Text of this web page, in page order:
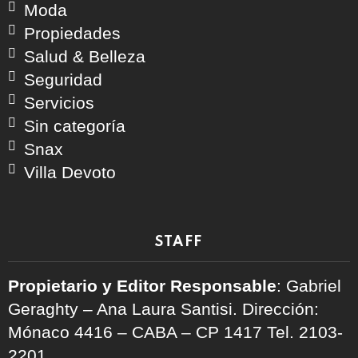
Moda
Propiedades
Salud & Belleza
Seguridad
Servicios
Sin categoría
Snax
Villa Devoto
STAFF
Propietario y Editor Responsable: Gabriel
Geraghty – Ana Laura Santisi. Dirección:
Mónaco 4416 – CABA – CP 1417 Tel. 2103-